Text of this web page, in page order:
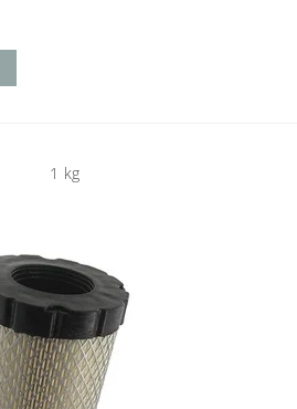
1 kg